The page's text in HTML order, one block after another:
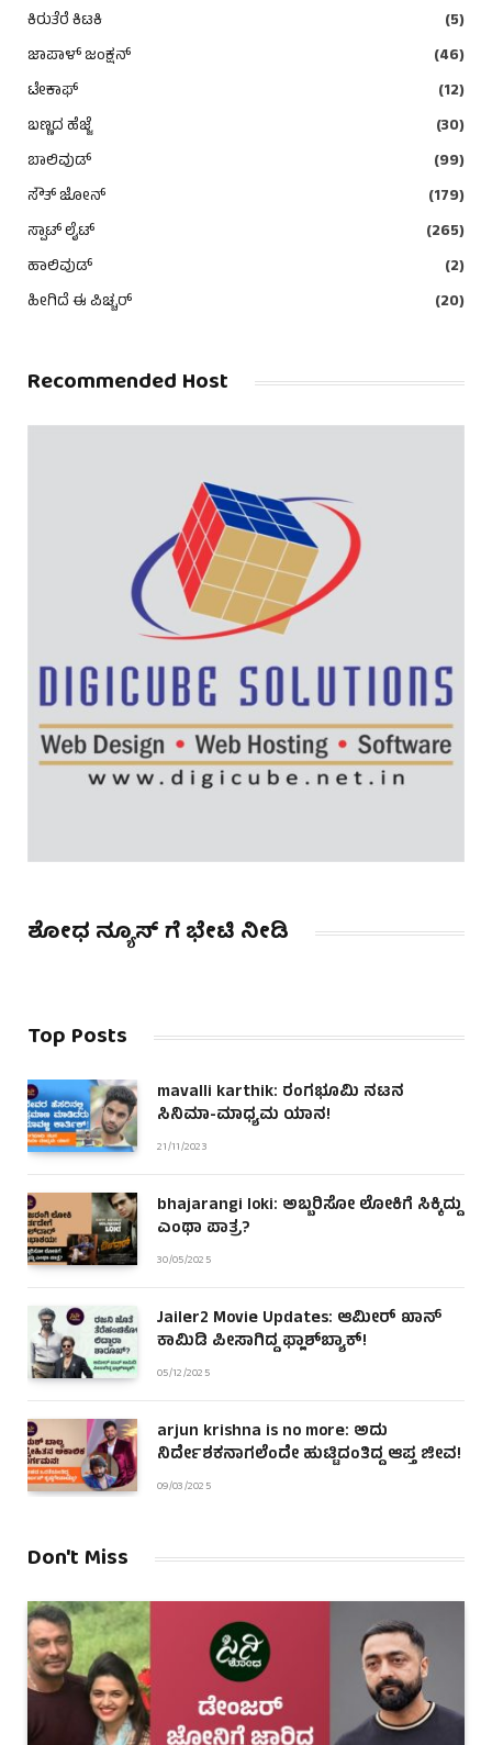
ಕಿರುತೆರೆ ಕಿಟಕಿ
(5)
ಜಾಪಾಳ್ ಜಂಕ್ಷನ್
(46)
ಟೇಕಾಫ್
(12)
ಬಣ್ಣದ ಹೆಜ್ಜೆ
(30)
ಬಾಲಿವುಡ್
(99)
ಸೌತ್ ಜೋನ್
(179)
ಸ್ಪಾಟ್ ಲೈಟ್
(265)
ಹಾಲಿವುಡ್
(2)
ಹೀಗಿದೆ ಈ ಪಿಚ್ಚರ್
(20)
Recommended Host
ಶೋಧ ನ್ಯೂಸ್ ಗೆ ಭೇಟಿ ನೀಡಿ
Top Posts
mavalli karthik: ರಂಗಭೂಮಿ ನಟನ
ಸಿನಿಮಾ-ಮಾಧ್ಯಮ ಯಾನ!
21/11/2023
bhajarangi loki: ಅಬ್ಬರಿಸೋ ಲೋಕಿಗೆ ಸಿಕ್ಕಿದ್ದು
ಎಂಥಾ ಪಾತ್ರ?
30/05/2025
Jailer2 Movie Updates: ಆಮೀರ್ ಖಾನ್
ಕಾಮಿಡಿ ಪೀಸಾಗಿದ್ದ ಫ್ಲಾಶ್‌ಬ್ಯಾಕ್!
05/12/2025
arjun krishna is no more: ಅದು
ನಿರ್ದೇಶಕನಾಗಲೆಂದೇ ಹುಟ್ಟಿದಂತಿದ್ದ ಆಪ್ತ ಜೀವ!
09/03/2025
Don't Miss